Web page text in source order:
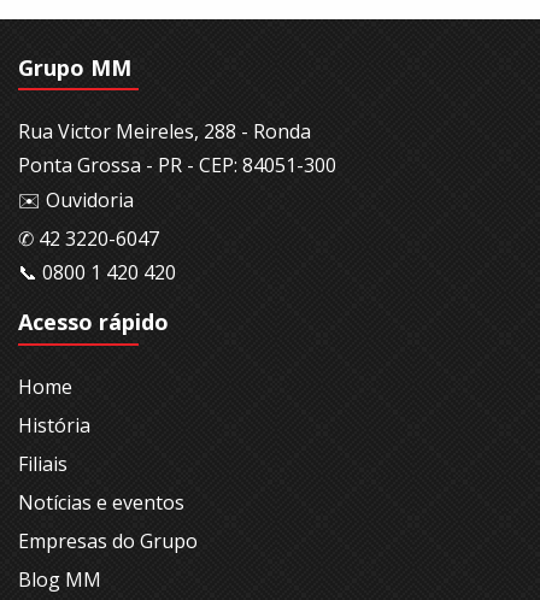
Grupo MM
Rua Victor Meireles, 288 - Ronda
Ponta Grossa - PR - CEP: 84051-300
✉️ Ouvidoria
✆ 42 3220-6047
📞 0800 1 420 420
Acesso rápido
Home
História
Filiais
Notícias e eventos
Empresas do Grupo
Blog MM